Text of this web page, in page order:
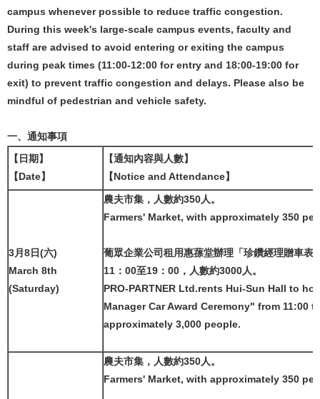
campus whenever possible to reduce traffic congestion.
During this week's large-scale campus events, faculty and
staff are advised to avoid entering or exiting the campus
during peak times (11:00-12:00 for entry and 18:00-19:00 for
exit) to prevent traffic congestion and delays. Please also be
mindful of pedestrian and vehicle safety.
一、通知事項
【日期】
【Date】
【通知內容與人數】
【Notice and Attendance】
3月8日(六)
March 8th
(Saturday)
農夫市集，人數約350人。
Farmers' Market, with approximately 350
葡眾企業公司租用惠蓀堂辦理「珍鑽經理贈車表
11：00至19：00，人數約3000人。
PRO-PARTNER Ltd.rents Hui-Sun Hall to
Manager Car Award Ceremony" from 11:00
approximately 3,000 people.
農夫市集，人數約350人。
Farmers' Market, with approximately 350